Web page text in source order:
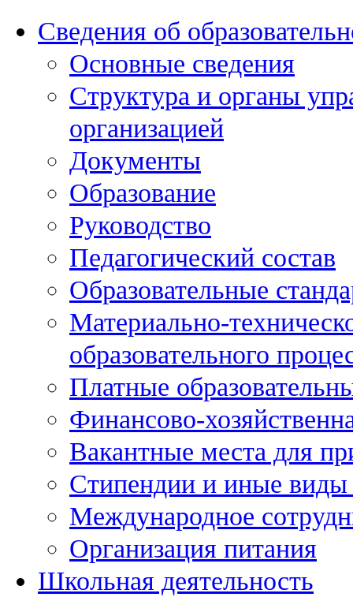
Сведения об
Основные сведения
Структура и органы
организацией
Документы
Образование
Руководство
Педагогический состав
Образовательные
Материально-
образовательного
Платные
Финансово-
Вакантные места для
Стипендии и иные виды
Международное
Организация питания
Школьная деятельность